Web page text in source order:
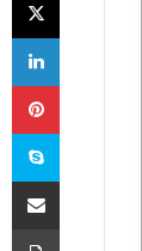
LinkedIn
Pinterest
Skype
E-Posta ile paylaş